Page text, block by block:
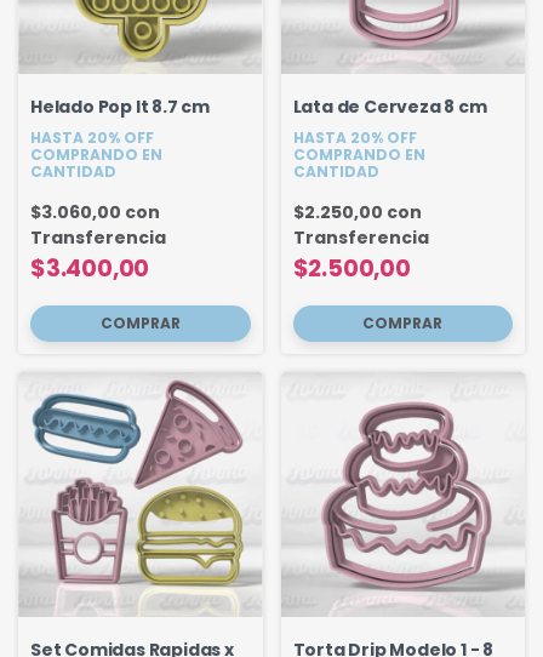
Helado Pop It 8.7 cm
HASTA 20% OFF
COMPRANDO EN
CANTIDAD
$3.400,00
$3.060,00 con
Transferencia
Lata de Cerveza 8 cm
HASTA 20% OFF
COMPRANDO EN
CANTIDAD
$2.500,00
$2.250,00 con
Transferencia
Set Comidas Rapidas x Torta Drip Modelo 1 - 8